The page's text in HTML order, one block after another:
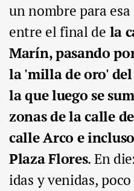
un nombre para
entre el final de la
Marín, pasando
la 'milla de oro'
la que luego se
zonas de la calle
calle Arco e
Plaza Flores. En
idas y venidas,